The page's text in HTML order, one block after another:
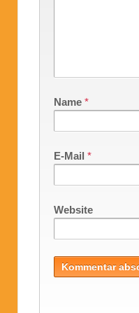
Name *
E-Mail *
Website